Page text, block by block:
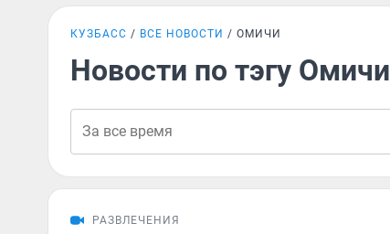
КУЗБАСС ВСЕ НОВОСТИ ОМИЧИ
Новости по тэгу Омичи
РАЗВЛЕЧЕНИЯ